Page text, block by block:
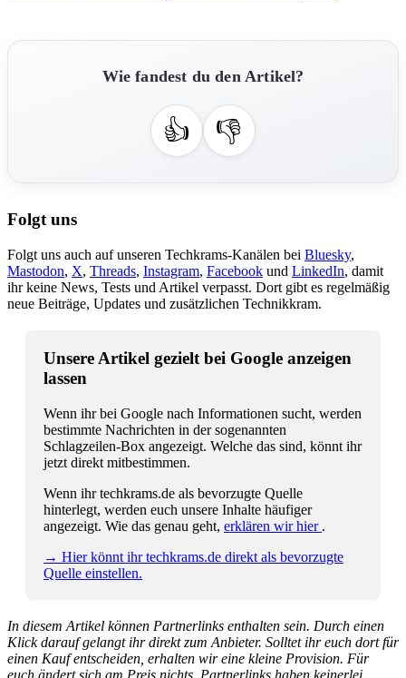
Wie fandest du den Artikel?
👍 👎
Folgt uns
Folgt uns auch auf unseren Techkrams-Kanälen bei Bluesky,
Mastodon, X, Threads, Instagram, Facebook und LinkedIn, damit
ihr keine News, Tests und Artikel verpasst. Dort gibt es regelmäßig
neue Beiträge, Updates und zusätzlichen Technikkram.
Unsere Artikel gezielt bei Google anzeigen
lassen
Wenn ihr bei Google nach Informationen sucht, werden
bestimmte Nachrichten in der sogenannten
Schlagzeilen-Box angezeigt. Welche das sind, könnt ihr
jetzt direkt mitbestimmen.
Wenn ihr techkrams.de als bevorzugte Quelle
hinterlegt, werden euch unsere Inhalte häufiger
angezeigt. Wie das genau geht, erklären wir hier .
→ Hier könnt ihr techkrams.de direkt als bevorzugte
Quelle einstellen.
In diesem Artikel können Partnerlinks enthalten sein. Durch einen
Klick darauf gelangt ihr direkt zum Anbieter. Solltet ihr euch dort für
einen Kauf entscheiden, erhalten wir eine kleine Provision. Für
euch ändert sich am Preis nichts. Partnerlinks haben keinerlei